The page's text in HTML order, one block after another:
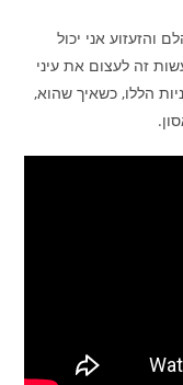
והזעזוע אני יכול
זה לעצום את עיני
שנייה בשנייה מה הלך ב-8.9 השניות הללו, כשאיך שהוא,